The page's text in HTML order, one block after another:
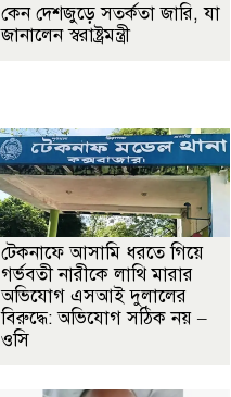
কেন দেশজুড়ে সতর্কতা জারি, যা
জানালেন স্বরাষ্ট্রমন্ত্রী
টেকনাফে আসামি ধরতে গিয়ে
গর্ভবতী নারীকে লাথি মারার
অভিযোগ এসআই দুলালের
বিরুদ্ধে: অভিযোগ সঠিক নয় –
ওসি